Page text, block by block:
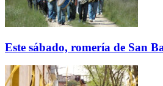
Este sábado, romería de San